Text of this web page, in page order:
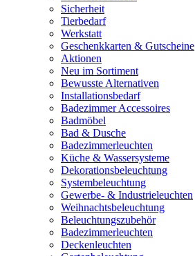
Sicherheit
Tierbedarf
Werkstatt
Geschenkkarten & Gutscheine
Aktionen
Neu im Sortiment
Bewusste Alternativen
Installationsbedarf
Badezimmer Accessoires
Badmöbel
Bad & Dusche
Badezimmerleuchten
Küche & Wassersysteme
Dekorationsbeleuchtung
Systembeleuchtung
Gewerbe- & Industrieleuchten
Weihnachtsbeleuchtung
Beleuchtungszubehör
Badezimmerleuchten
Deckenleuchten